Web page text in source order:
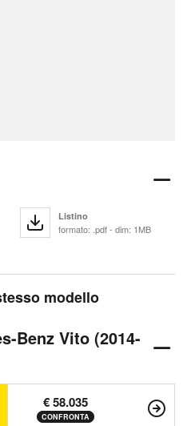
Listino
formato: .pdf - dim: 1MB
modello
Benz Vito (2014-
€ 58.035
CONFRONTA